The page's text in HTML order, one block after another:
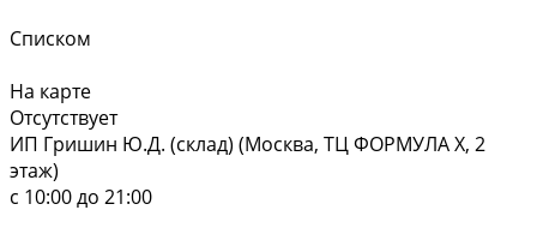
Списком
На карте
Отсутствует
ИП Гришин Ю.Д. (склад) (Москва, ТЦ ФОРМУЛА Х, 2
этаж)
с 10:00 до 21:00